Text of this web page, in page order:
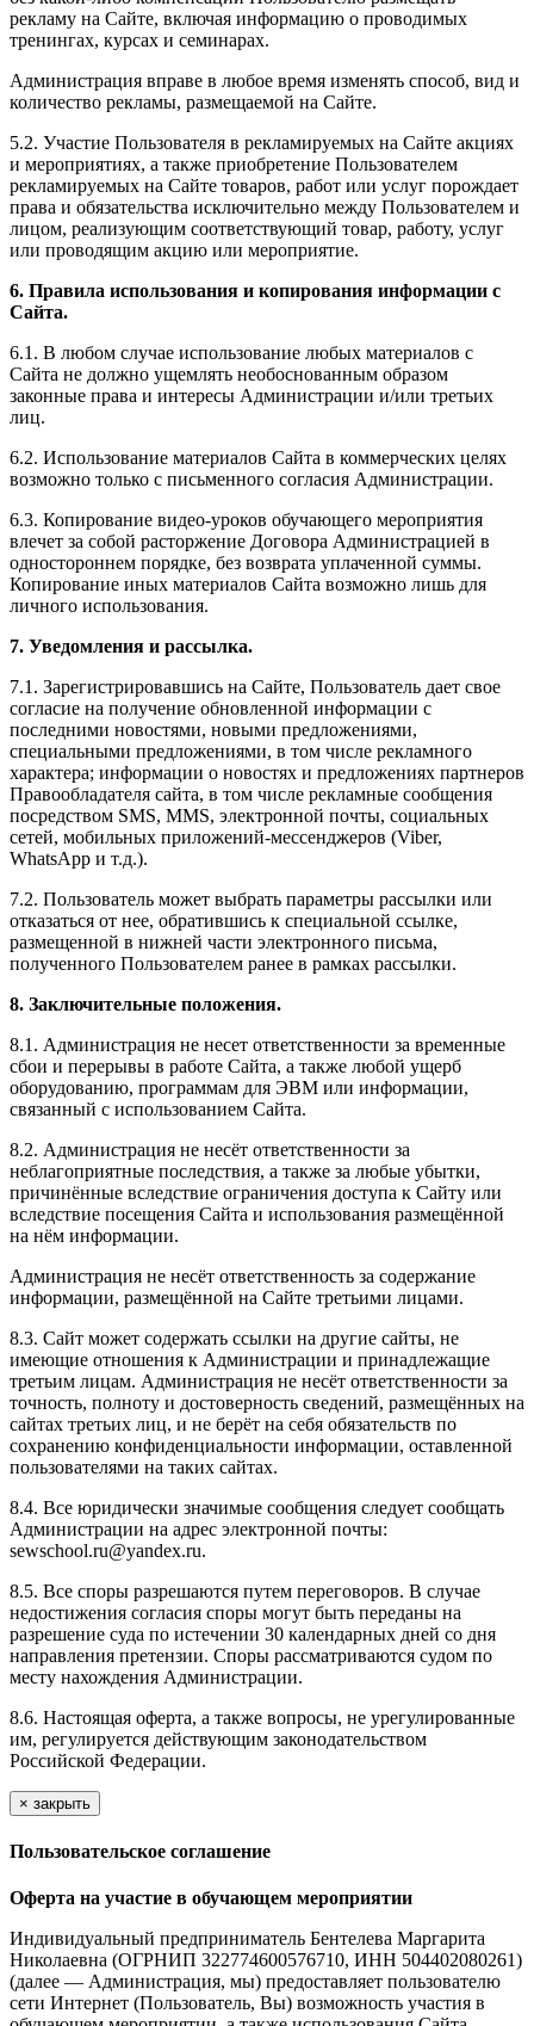
рекламу на Сайте, включая информацию о проводимых
тренингах, курсах и семинарах.
Администрация вправе в любое время изменять способ, вид и
количество рекламы, размещаемой на Сайте.
5.2. Участие Пользователя в рекламируемых на Сайте акциях
и мероприятиях, а также приобретение Пользователем
рекламируемых на Сайте товаров, работ или услуг порождает
права и обязательства исключительно между Пользователем и
лицом, реализующим соответствующий товар, работу, услуг
или проводящим акцию или мероприятие.
6. Правила использования и копирования информации с
Сайта.
6.1. В любом случае использование любых материалов с
Сайта не должно ущемлять необоснованным образом
законные права и интересы Администрации и/или третьих
лиц.
6.2. Использование материалов Сайта в коммерческих целях
возможно только с письменного согласия Администрации.
6.3. Копирование видео-уроков обучающего мероприятия
влечет за собой расторжение Договора Администрацией в
одностороннем порядке, без возврата уплаченной суммы.
Копирование иных материалов Сайта возможно лишь для
личного использования.
7. Уведомления и рассылка.
7.1. Зарегистрировавшись на Сайте, Пользователь дает свое
согласие на получение обновленной информации с
последними новостями, новыми предложениями,
специальными предложениями, в том числе рекламного
характера; информации о новостях и предложениях партнеров
Правообладателя сайта, в том числе рекламные сообщения
посредством SMS, MMS, электронной почты, социальных
сетей, мобильных приложений-мессенджеров (Viber,
WhatsApp и т.д.).
7.2. Пользователь может выбрать параметры рассылки или
отказаться от нее, обратившись к специальной ссылке,
размещенной в нижней части электронного письма,
полученного Пользователем ранее в рамках рассылки.
8. Заключительные положения.
8.1. Администрация не несет ответственности за временные
сбои и перерывы в работе Сайта, а также любой ущерб
оборудованию, программам для ЭВМ или информации,
связанный с использованием Сайта.
8.2. Администрация не несёт ответственности за
неблагоприятные последствия, а также за любые убытки,
причинённые вследствие ограничения доступа к Сайту или
вследствие посещения Сайта и использования размещённой
на нём информации.
Администрация не несёт ответственность за содержание
информации, размещённой на Сайте третьими лицами.
8.3. Сайт может содержать ссылки на другие сайты, не
имеющие отношения к Администрации и принадлежащие
третьим лицам. Администрация не несёт ответственности за
точность, полноту и достоверность сведений, размещённых на
сайтах третьих лиц, и не берёт на себя обязательств по
сохранению конфиденциальности информации, оставленной
пользователями на таких сайтах.
8.4. Все юридически значимые сообщения следует сообщать
Администрации на адрес электронной почты:
sewschool.ru@yandex.ru.
8.5. Все споры разрешаются путем переговоров. В случае
недостижения согласия споры могут быть переданы на
разрешение суда по истечении 30 календарных дней со дня
направления претензии. Споры рассматриваются судом по
месту нахождения Администрации.
8.6. Настоящая оферта, а также вопросы, не урегулированные
им, регулируется действующим законодательством
Российской Федерации.
× закрыть
Пользовательское соглашение
Оферта на участие в обучающем мероприятии
Индивидуальный предприниматель Бентелева Маргарита
Николаевна (ОГРНИП 322774600576710, ИНН 504402080261)
(далее — Администрация, мы) предоставляет пользователю
сети Интернет (Пользователь, Вы) возможность участия в